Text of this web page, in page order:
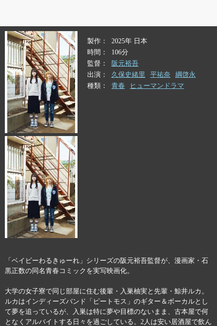
製作
2025年 日本
時間
106分
監督
阪元裕吾
出演
久保史緒里 平祐奈
綱啓永
種類
青春 ヒューマンドラマ
「ベイビーわるきゅーれ」シリーズの阪元裕吾監督が、漫画家・石
黒正数の同名青春コミックを実写映画化。
大学の女子寮で同じ部屋に住む後輩・入巣柚実と先輩・鯨井ルカ。
ルカはインディーズバンド「ピートモス」のギター＆ボーカルとし
て夢を追っているが、入巣は特に夢や目標のないまま、古本屋で何
となくアルバイトする日々を過ごしている。2人は安い居酒屋で飲ん